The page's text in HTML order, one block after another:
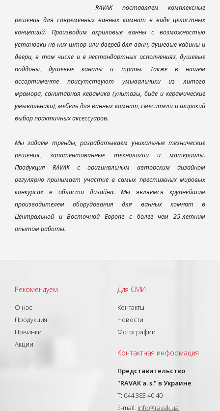
RAVAK поставляем комплексные
решения для современных ванных комнат в виде целостных
концепций. Производим акриловые ванны с возможностью
установки на них штор или дверей для ванн, душевые кабины и
двери, в том числе и в нестандартных исполнениях, душевые
поддоны, душевые каналы и трапы. Также в нашем
ассортименте присутствуют умывальники из литого
мрамора, санитарная керамика (унитазы, биде и керамические
умывальники), мебель для ванных комнат, смесители и широкий
выбор практичных аксессуаров.
Мы задаём тренды, разрабатываем уникальные технические
решения, запатентованные технологии и материалы.
Продукция RAVAK с оригинальным авторским дизайном
регулярно принимает участие в самых престижных мировых
конкурсах в области дизайна. Мы являемся крупнейшим
производителем оборудования для ванных комнат в
Центральной и Восточной Европе с более чем 25-летним
опытом работы.
Рекомендуем
О нас
Продукция
Новинки
Акции
Для СМИ
Контакты
Новости
Фотографии
Контактная информация
Представительство
"RAVAK a. s." в Украине
T: 044 383 40 40
E-mail: info@ravak.ua